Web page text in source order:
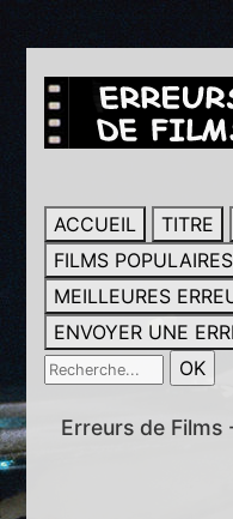
ACCUEIL TITRE
FILMS POPULAIRES
MEILLEURES
ENVOYER UNE
Erreurs de